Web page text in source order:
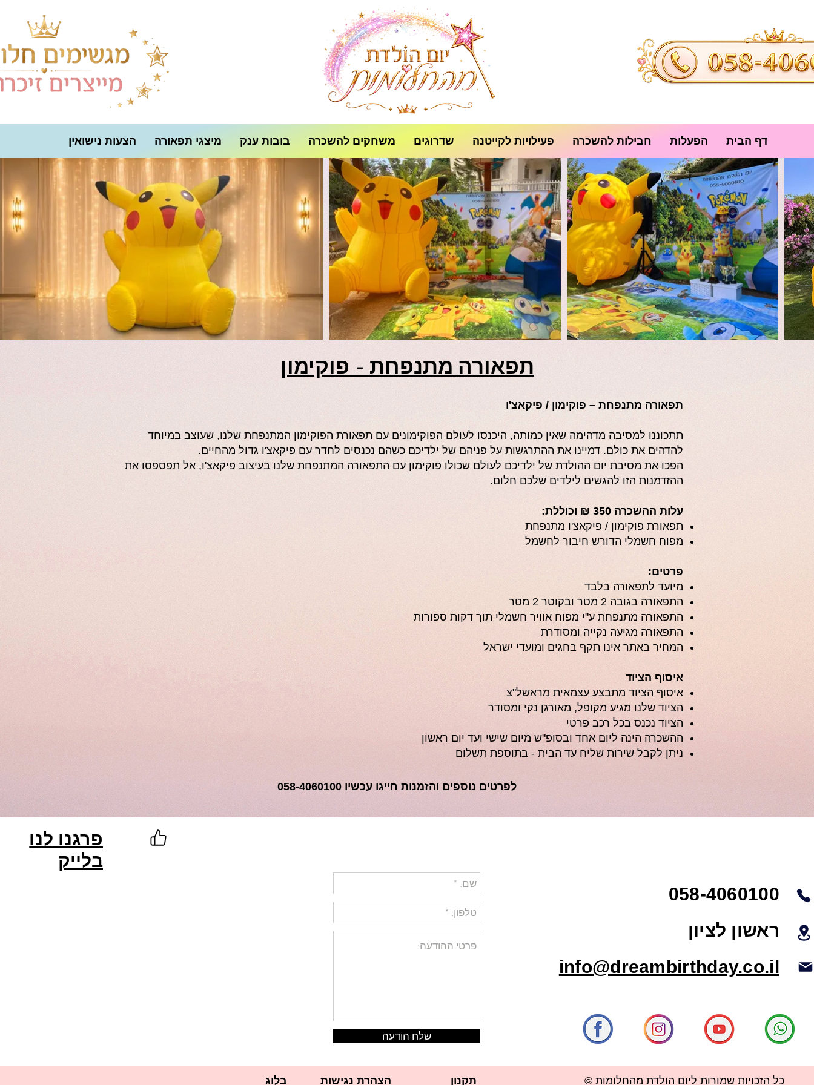
דף הבית הפעלות חבילות להשכרה פעילויות לקייטנה שדרוגים משחקים להשכרה בובות ענק מיצגי תפאורה הצעות נישואין
תפאורה מתנפחת - פוקימון
תפאורה מתנפחת – פוקימון / פיקאצ'ו
תתכוננו למסיבה מדהימה שאין כמותה, היכנסו לעולם הפוקימונים עם תפאורת הפוקימון המתנפחת שלנו, שעוצב במיוחד
להדהים את כולם. דמיינו את ההתרגשות על פניהם של ילדיכם כשהם נכנסים לחדר עם פיקאצ'ו גדול מהחיים.
הפכו את מסיבת יום ההולדת של ילדיכם לעולם שכולו פוקימון עם התפאורה המתנפחת שלנו בעיצוב פיקאצ'ו, אל תפספסו את
ההזדמנות הזו להגשים לילדים שלכם חלום.
עלות ההשכרה 350 ₪ וכוללת:
תפאורת פוקימון / פיקאצ'ו מתנפחת
מפוח חשמלי הדורש חיבור לחשמל
פרטים:
מיועד לתפאורה בלבד
התפאורה בגובה 2 מטר ובקוטר 2 מטר
התפאורה מתנפחת ע"י מפוח אוויר חשמלי תוך דקות ספורות
התפאורה מגיעה נקייה ומסודרת
המחיר באתר אינו תקף בחגים ומועדי ישראל
איסוף הציוד
איסוף הציוד מתבצע עצמאית מראשל"צ
הציוד שלנו מגיע מקופל, מאורגן נקי ומסודר
הציוד נכנס בכל רכב פרטי
ההשכרה הינה ליום אחד ובסופ"ש מיום שישי ועד יום ראשון
ניתן לקבל שירות שליח עד הבית - בתוספת תשלום
לפרטים נוספים והזמנות חייגו עכשיו 058-4060100
פרגנו לנו
בלייק
שלח הודעה
058-4060100
ראשון לציון
info@dreambirthday.co.il
בלוג הצהרת נגישות תקנון © כל הזכויות שמורות ליום הולדת מהחלומות